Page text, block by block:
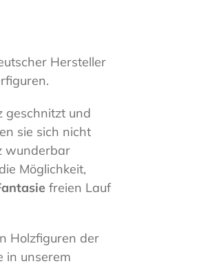
Hersteller
geschnitzt und
sie sich nicht
wunderbar
Möglichkeit,
freien Lauf
Holzfiguren der
in unserem